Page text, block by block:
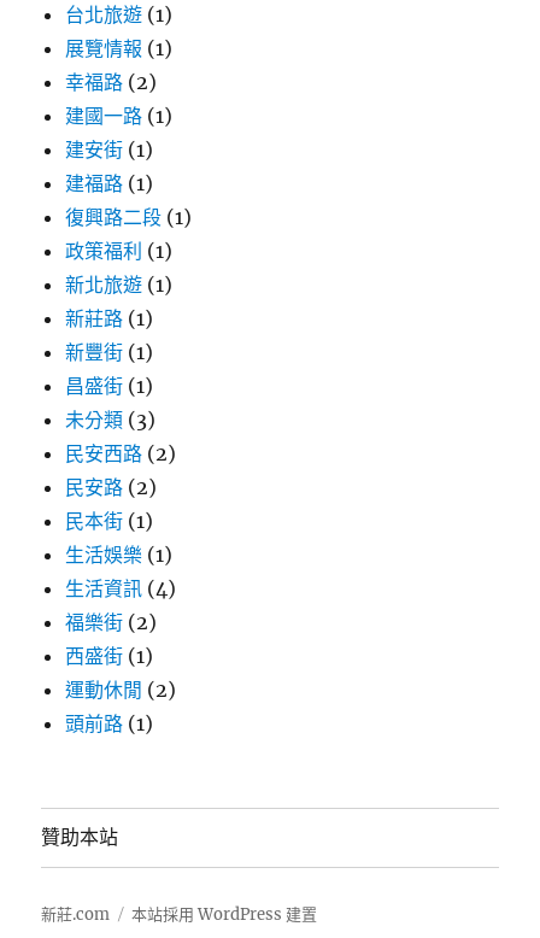
台北旅遊 (1)
展覽情報 (1)
幸福路 (2)
建國一路 (1)
建安街 (1)
建福路 (1)
復興路二段 (1)
政策福利 (1)
新北旅遊 (1)
新莊路 (1)
新豐街 (1)
昌盛街 (1)
未分類 (3)
民安西路 (2)
民安路 (2)
民本街 (1)
生活娛樂 (1)
生活資訊 (4)
福樂街 (2)
西盛街 (1)
運動休閒 (2)
頭前路 (1)
贊助本站
新莊.com 本站採用 WordPress 建置